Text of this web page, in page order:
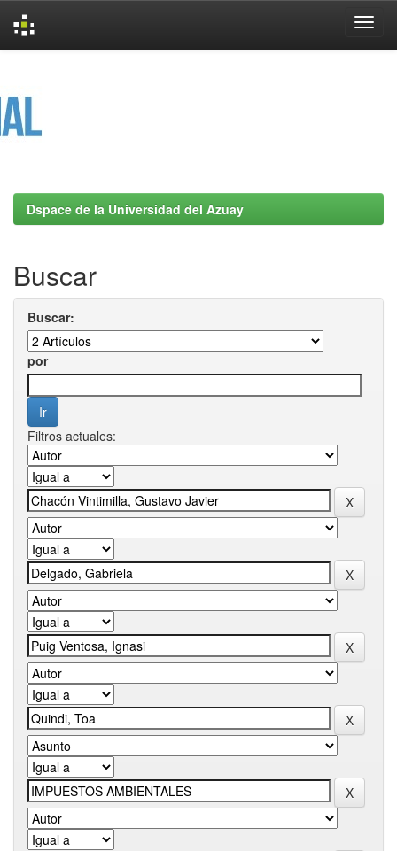
Dspace de la Universidad del Azuay
Buscar
Buscar:
por
Filtros actuales: